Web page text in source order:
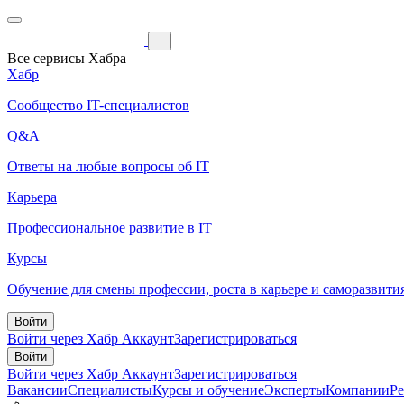
Все сервисы Хабра
Хабр
Сообщество IT-специалистов
Q&A
Ответы на любые вопросы об IT
Карьера
Профессиональное развитие в IT
Курсы
Обучение для смены профессии, роста в карьере и
Войти
Войти через Хабр АккаунтЗарегистрироваться
Войти
Войти через Хабр АккаунтЗарегистрироваться
ВакансииСпециалистыКурсы и обучениеЭкспертыКомпании